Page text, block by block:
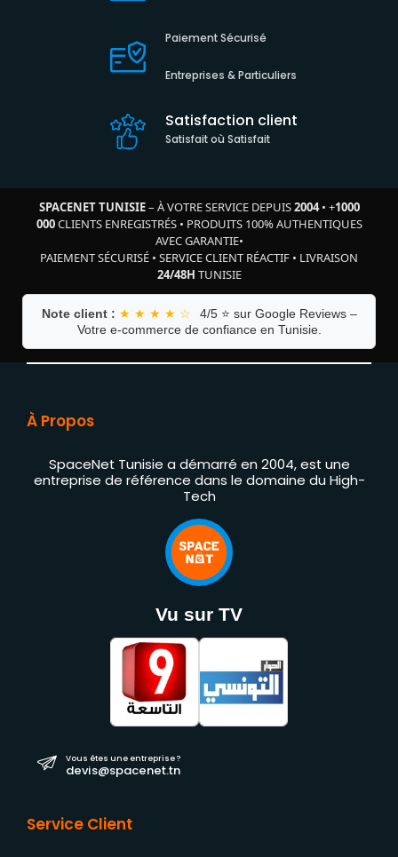
Paiement Sécurisé
Entreprises & Particuliers
Satisfaction client
Satisfait où Satisfait
SPACENET TUNISIE– À VOTRE SERVICE DEPUIS2004• +1000
000CLIENTS ENREGISTRÉS• PRODUITS 100% AUTHENTIQUES
AVEC GARANTIE•
PAIEMENT SÉCURISÉ • SERVICE CLIENT RÉACTIF • LIVRAISON
24/48H TUNISIE
Note client : ★ ★ ★ ★ ☆
4/5 ⭐ sur Google Reviews –
Votre e-commerce de confiance en Tunisie.
À Propos
SpaceNet Tunisie a démarré en 2004, est une
entreprise de référence dans le domaine du High-
Tech
Vu sur TV
Vous êtes une entreprise ?
devis@spacenet.tn
Service Client